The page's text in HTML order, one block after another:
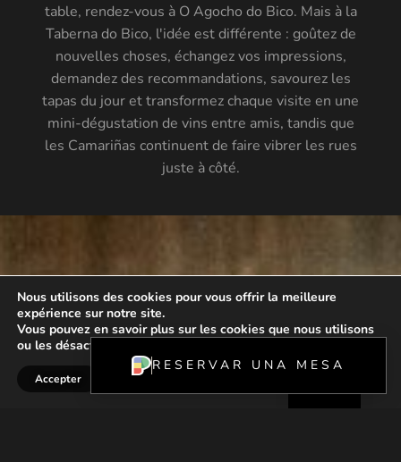
table, rendez-vous à O Agocho do Bico. Mais à la
Taberna do Bico, l'idée est différente : goûtez de
nouvelles choses, échangez vos impressions,
demandez des recommandations, savourez les
tapas du jour et transformez chaque visite en une
mini-dégustation de vins entre amis, tandis que
les Camariñas continuent de faire vibrer les rues
juste à côté.
Nous utilisons des cookies pour vous offrir la meilleure
expérience sur notre site.
Vous pouvez en savoir plus sur les cookies que nous utilisons
ou les désactiver dans les
Accepter Rejeter
EN
RESERVAR UNA MESA